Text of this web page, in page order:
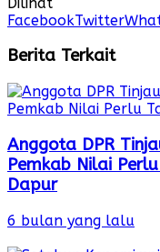
FacebookTwitter
Berita Terkait
Anggota DPR
Pemkab Nilai
Dapur
6 bulan yang lalu